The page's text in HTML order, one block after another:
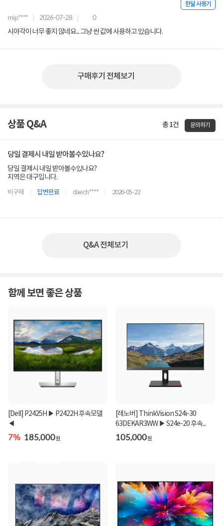
한달 사용기
mip**** 2026-07-28 0
시야각이 너무 좋지 않네요... 그냥 싼 값에 사용하고 있습니다.
구매후기 전체보기
상품 Q&A 총 1건 문의하기
당일 결제시 내일 받아볼수있나요?
당일 결제시 내일 받아볼수있나요?
지역은 대구입니다.
비구매 답변완료 daech**** 2026-05-22
Q&A 전체보기
함께 보면 좋은 상품
[Dell] P2425H ▶ P2422H 후속모델
◀
7% 185,000원
[레노버] ThinkVision S24i-30
63DEKAR3WW ▶ S24e-20 후속...
105,000원